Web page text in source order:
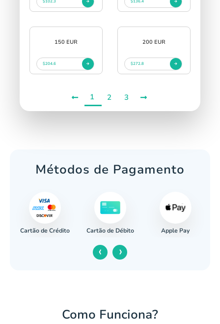
$102.3 $136.4
150 EUR
$204.6
200 EUR
$272.8
1 2 3
Métodos de Pagamento
Cartão de Crédito Cartão de Débito Apple Pay
‹ ›
Como Funciona?